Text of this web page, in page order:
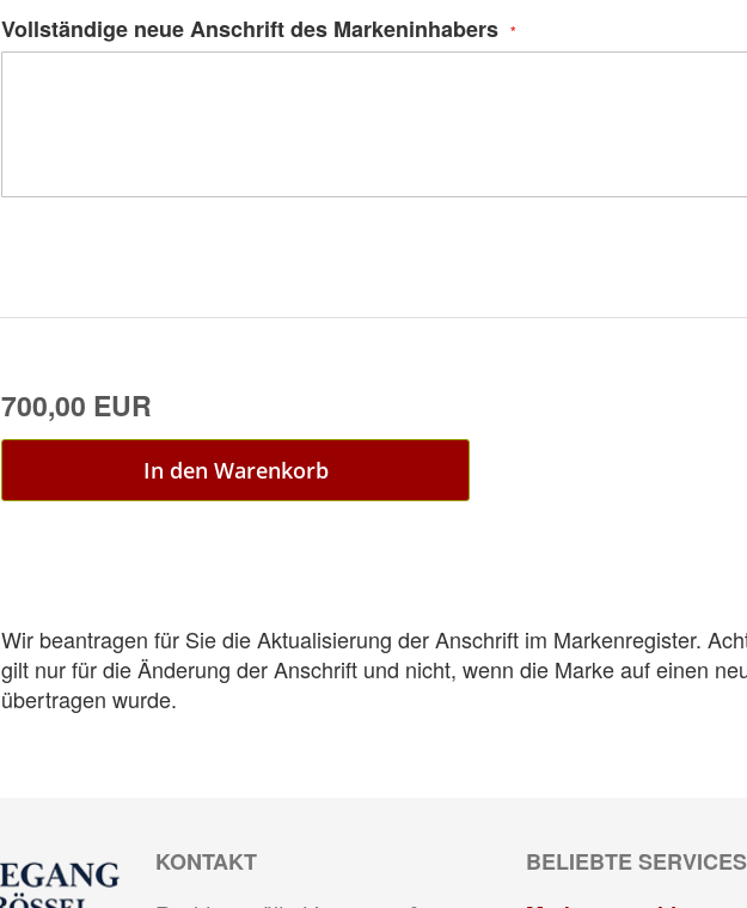
Vollständige neue Anschrift des Markeninhabers
700,00 EUR
In den Warenkorb
Wir beantragen für Sie die Aktualisierung der Anschrift im Markenregister.
gilt nur für die Änderung der Anschrift und nicht, wenn die Marke auf einen
übertragen wurde.
KONTAKT
BELIEBTE SERVICES